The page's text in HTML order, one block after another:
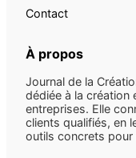
Contact
À propos
Journal de la
dédiée à la création
entreprises. Elle
clients qualifiés, en
outils concrets pour